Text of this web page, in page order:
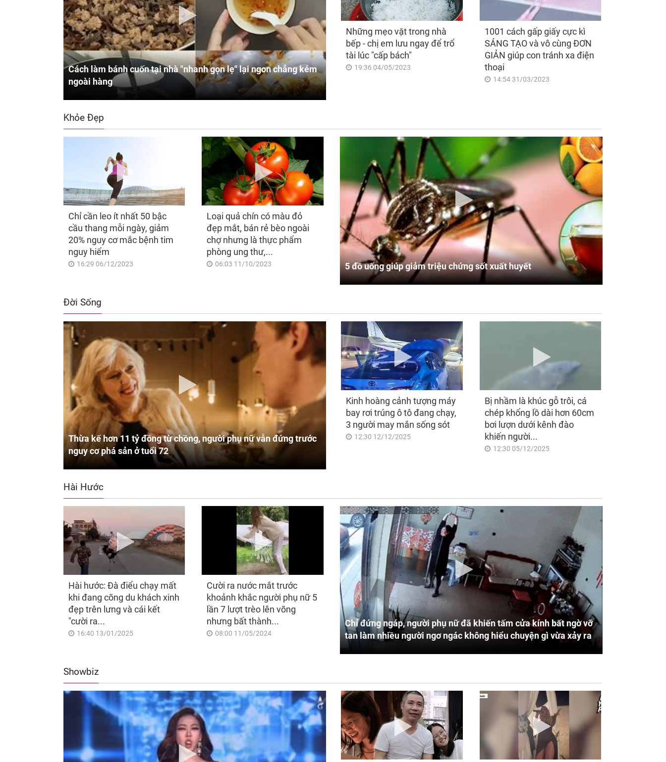
Cách làm bánh cuốn tại nhà "nhanh gọn lẹ" lại ngon chẳng kém
ngoài hàng
Những mẹo vặt trong nhà
bếp - chị em lưu ngay để trổ
tài lúc "cấp bách"
19:36 04/05/2023
1001 cách gấp giấy cực kì
SÁNG TẠO và vô cùng ĐƠN
GIẢN giúp con tránh xa điện
thoại
14:54 31/03/2023
Khỏe Đẹp
Chỉ cần leo ít nhất 50 bậc
cầu thang mỗi ngày, giảm
20% nguy cơ mắc bệnh tim
nguy hiểm
16:29 06/12/2023
Loại quả chín có màu đỏ
đẹp mắt, bán rẻ bèo ngoài
chợ nhưng là thực phẩm
phòng ung thư,...
06:03 11/10/2023 5 đồ uống giúp giảm triệu chứng sốt xuất huyết
Đời Sống
Thừa kế hơn 11 tỷ đồng từ chồng, người phụ nữ vẫn đứng trước
nguy cơ phá sản ở tuổi 72
Kinh hoàng cảnh tượng máy
bay rơi trúng ô tô đang chạy,
3 người may mắn sống sót
12:30 12/12/2025
Bị nhầm là khúc gỗ trôi, cá
chép khổng lồ dài hơn 60cm
bơi lượn dưới kênh đào
khiến người...
12:30 05/12/2025
Hài Hước
Hài hước: Đà điểu chạy mất
khi đang cõng du khách xinh
đẹp trên lưng và cái kết
"cười ra...
16:40 13/01/2025
Cười ra nước mắt trước
khoảnh khắc người phụ nữ 5
lần 7 lượt trèo lên võng
nhưng bất thành...
08:00 11/05/2024
Chỉ đứng ngáp, người phụ nữ đã khiến tấm cửa kính bất ngờ vỡ
tan làm nhiều người ngơ ngác không hiểu chuyện gì vừa xảy ra
Showbiz